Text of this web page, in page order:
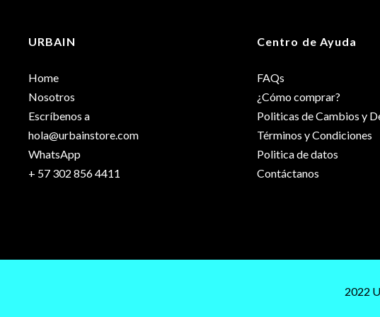
URBAIN
Home
Nosotros
Escríbenos a
hola@urbainstore.com
WhatsApp
+ 57 302 856 4411
Centro de Ayuda
FAQs
¿Cómo comprar?
Politicas de Cambios y
Términos y Condiciones
Politica de datos
Contáctanos
2022